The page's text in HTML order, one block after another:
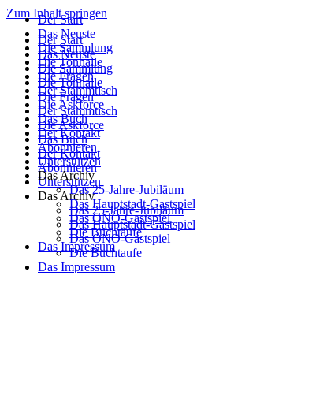
Zum Inhalt springen
Der Start
Das Neuste
Die Sammlung
Die Tonhalle
Die Fragen
Der Stammtisch
Die Askforce
Das Buch
Der Kontakt
Abonnieren
Unterstützen
Das Archiv
Das 25-Jahre-Jubiläum
Das Hauptstadt-Gastspiel
Das ONO-Gastspiel
Die Buchtaufe
Das Impressum
Der Start
Das Neuste
Die Sammlung
Die Tonhalle
Die Fragen
Der Stammtisch
Die Askforce
Das Buch
Der Kontakt
Abonnieren
Unterstützen
Das Archiv
Das 25-Jahre-Jubiläum
Das Hauptstadt-Gastspiel
Das ONO-Gastspiel
Die Buchtaufe
Das Impressum